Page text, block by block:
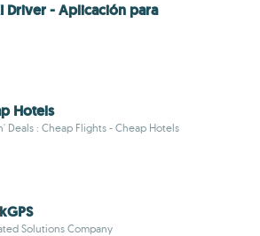
Driver - Aplicación para
Hotels
Deals : Cheap Flights - Cheap Hotels
Solutions Company